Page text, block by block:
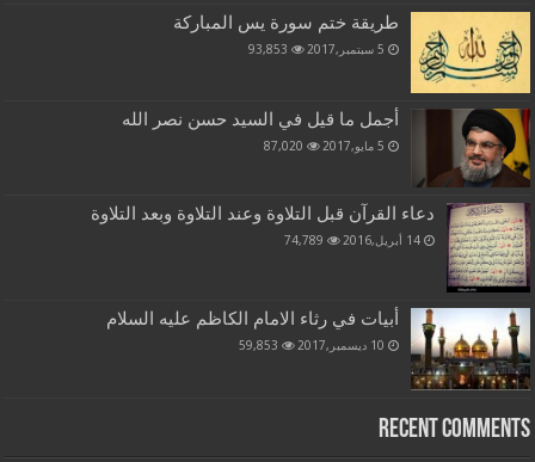
طريقة ختم سورة يس المباركة
5 سبتمبر,2017 93,853
أجمل ما قيل في السيد حسن نصر الله
5 مايو,2017 87,020
دعاء القرآن قبل التلاوة وعند التلاوة وبعد التلاوة
14 أبريل,2016 74,789
أبيات في رثاء الامام الكاظم عليه السلام
10 ديسمبر,2017 59,853
Recent Comments